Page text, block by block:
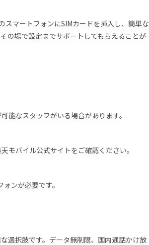
スマートフォンにSIMカードを挿入し、簡単な
の場で設定までサポートしてもらえることが
能なスタッフがいる場合があります。
モバイル公式サイトをご確認ください。
ンが必要です。
選択肢です。データ無制限、国内通話かけ放